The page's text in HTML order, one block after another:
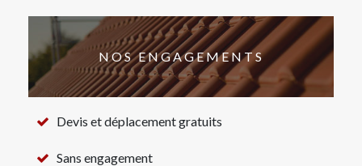
NOS ENGAGEMENTS
Devis et déplacement gratuits
Sans engagement